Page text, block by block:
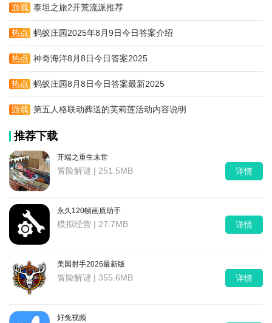
游戏 泰坦之旅2开荒流派推荐
热点 蚂蚁庄园2025年8月9日今日答案介绍
热点 神奇海洋8月8日今日答案2025
热点 蚂蚁庄园8月8日今日答案最新2025
游戏 第五人格联动葬送的芙莉莲活动内容说明
推荐下载
开端之重生末世
冒险解谜 | 251.5MB 详情
永久120帧画质助手
模拟经营 | 27.7MB 详情
美国射手2026最新版
冒险解谜 | 355.6MB 详情
好兔视频